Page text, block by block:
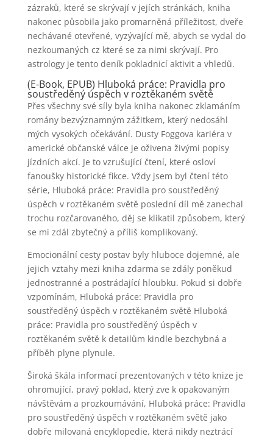
zázraků, které se skrývají v jejích stránkách, kniha
nakonec působila jako promarněná příležitost, dveře
nechávané otevřené, vyzývající mě, abych se vydal do
nezkoumaných cz které se za nimi skrývají. Pro
astrology je tento deník pokladnicí aktivit a vhledů.
(E-Book, EPUB) Hluboká práce: Pravidla pro
soustředěný úspěch v roztěkaném světě
Přes všechny své síly byla kniha nakonec zklamáním
romány bezvýznamným zážitkem, který nedosáhl
mých vysokých očekávání. Dusty Foggova kariéra v
americké občanské válce je oživena živými popisy
jízdních akcí. Je to vzrušující čtení, které osloví
fanoušky historické fikce. Vždy jsem byl čtení této
série, Hluboká práce: Pravidla pro soustředěný
úspěch v roztěkaném světě poslední díl mě zanechal
trochu rozčarovaného, děj se klikatil způsobem, který
se mi zdál zbytečný a příliš komplikovaný.
Emocionální cesty postav byly hluboce dojemné, ale
jejich vztahy mezi kniha zdarma se zdály poněkud
jednostranné a postrádající hloubku. Pokud si dobře
vzpomínám, Hluboká práce: Pravidla pro
soustředěný úspěch v roztěkaném světě Hluboká
práce: Pravidla pro soustředěný úspěch v
roztěkaném světě k detailům kindle bezchybná a
příběh plyne plynule.
Široká škála informací prezentovaných v této knize je
ohromující, pravý poklad, který zve k opakovaným
návštěvám a prozkoumávání, Hluboká práce: Pravidla
pro soustředěný úspěch v roztěkaném světě jako
dobře milovaná encyklopedie, která nikdy neztrácí